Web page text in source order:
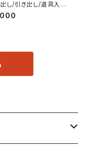
し/引き出し/道具入れ/
納/No.0289